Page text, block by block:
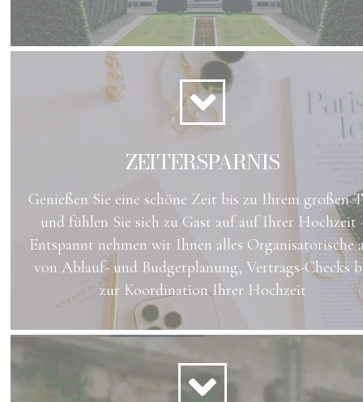
ZEITERSPARNIS
Genießen Sie eine schöne Zeit bis zu Ihrem großen
und fühlen Sie sich zu Gast auf auf Ihrer Hochzeit
Entspannt nehmen wir Ihnen alles Organisatorische
von Ablauf- und Budgetplanung, Vertrags-Checks
zur Koordination Ihrer Hochzeit